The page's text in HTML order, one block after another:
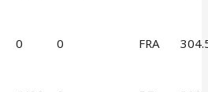
0 0 FRA